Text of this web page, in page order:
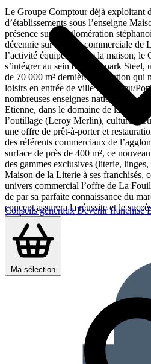
Conseils générauxDevenir franchisé
Ma sélection
Le Groupe Comptour déjà exploitant
d’établissements sous l’enseigne
présence sur l’agglomération
décennie sur la zone commerciale de
l’activité équipement de la maison, le
s’intégrer au sein du retail park Steel,
de 70 000 m² dernière génération qui
loisirs en entrée de ville Monthieu/
nombreuses enseignes nationales
Etienne, dans le domaine de la
l’outillage (Leroy Merlin), culturel
une offre de prêt-à-porter et
des référents commerciaux de
surface de près de 400 m², ce
des gammes exclusives (literie,
Maison de la Literie à ses franchisés,
univers commercial l’offre de La
de par sa parfaite connaissance du
concept assurera la réussite et le
implantation.
Partager sur :